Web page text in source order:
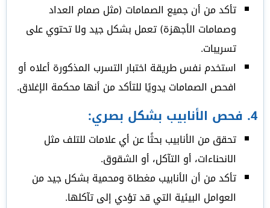
تأكد من أن جميع الصمامات (مثل صمام العداد
وصمامات الأجهزة) تعمل بشكل جيد ولا تحتوي على
تسريبات.
استخدم نفس طريقة اختبار التسرب المذكورة أعلاه أو
افحص الصمامات يدويًا للتأكد من أنها محكمة الإغلاق.
4. فحص الأنابيب بشكل بصري:
تحقق من الأنابيب بحثًا عن أي علامات للتلف مثل
الانحناءات، أو التآكل، أو الشقوق.
تأكد من أن الأنابيب مغطاة ومحمية بشكل جيد من
العوامل البيئية التي قد تؤدي إلى تآكلها.